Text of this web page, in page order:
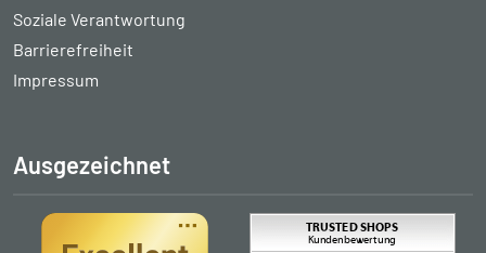
Soziale Verantwortung
Barrierefreiheit
Impressum
Ausgezeichnet